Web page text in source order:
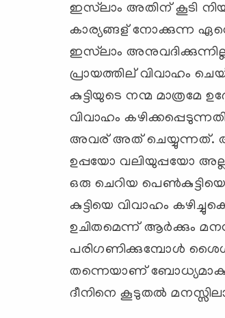
ഇസ്‌ലാം അതിന് കൂടി
കാര്യങ്ങള് നോക്കുന്ന
ഇസ്‌ലാം
പ്രായത്തില് വിവാഹം
കുട്ടിയുടെ നന്മ മാത്രമേ
വിവാഹം
അവര് അത് ചെയ്യുന്നത്.
ഉപ്പയോ വലിയുപ്പയോ
ഒരു ചെറിയ
കുട്ടിയെ വിവാഹം
ഉചിതമെന്ന് ആര്‍ക്കും
പരിഗണിക്കുമ്പോള്‍
തന്നെയാണ്
ദീനിനെ കൂടുതല്‍